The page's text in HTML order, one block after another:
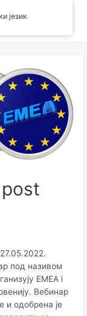
Main
под називом
EMEA i
Вебинар
и одобрена је
језик